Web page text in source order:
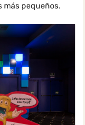
más pequeños.